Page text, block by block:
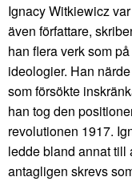
Ignacy Witkiewicz
även författare,
han flera verk som
ideologier. Han
som försökte
han tog den
revolutionen 1917.
ledde bland annat till
antagligen skrevs